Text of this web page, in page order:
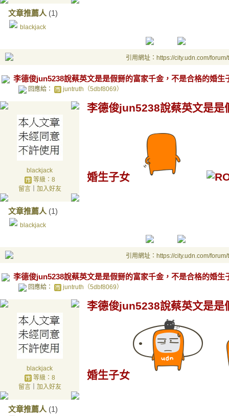
文章推薦人 (1)
blackjack
引用網址：https://city.udn.com/
李德俊jun5238說蔡英文是是假掰的富家千金，不是合格的婚生
回應給： juntruth（5dbf8069）
blackjack
等級：8
留言｜ 加入好友
文章推薦人 (1)
blackjack
李德俊jun5238說蔡英文是是
婚生子女
引用網址：https://city.udn.com/
李德俊jun5238說蔡英文是是假掰的富家千金，不是合格的婚生
回應給： juntruth（5dbf8069）
blackjack
等級：8
留言｜ 加入好友
文章推薦人 (1)
李德俊jun5238說蔡英文是是
婚生子女